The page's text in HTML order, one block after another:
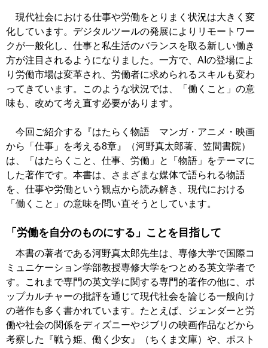
現代社会における仕事や労働をとりまく状況は大きく変
化しています。デジタルツールの発展によりリモートワー
クが一般化し、仕事と私生活のバランスを取る新しい働き
方が注目されるようになりました。一方で、AIの登場によ
り労働市場は変革され、労働者に求められるスキルも変わ
ってきています。このような状況では、「働くこと」の意
味も、改めて考え直す必要があります。
今回ご紹介する『はたらく物語 マンガ・アニメ・映画
から「仕事」を考える8章』（河野真太郎著、笠間書院）
は、「はたらくこと、仕事、労働」と「物語」をテーマに
した著作です。本書は、さまざまな媒体で語られる物語
を、仕事や労働という観点から読み解き、現代における
「働くこと」の意味を問い直そうとしています。
「労働を自分のものにする」ことを目指して
本書の著者である河野真太郎先生は、専修大学で国際コ
ミュニケーション学部教授専修大学をつとめる英文学者で
す。これまで専門の英文学に関する専門的著作の他に、ポ
ップカルチャーの批評を通じて現代社会を論じる一般向け
の著作も多く書かれています。たとえば、ジェンダーと労
働や社会の関係をディズニーやジブリの映画作品などから
考察した『戦う姫、働く少女』（ちくま文庫）や、ポスト